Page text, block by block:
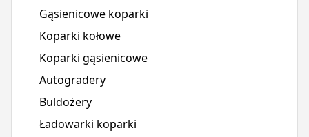
Gąsienicowe koparki
Koparki kołowe
Koparki gąsienicowe
Autogradery
Buldożery
Ładowarki koparki